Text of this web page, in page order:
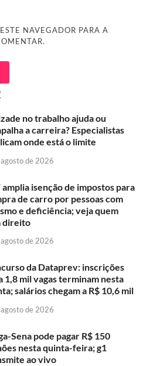
NAVEGADOR PARA A
no trabalho ajuda ou
a carreira? Especialistas
onde está o limite
de 2026
amplia isenção de impostos para
de carro por pessoas com
e deficiência; veja quem
direito
de 2026
da Dataprev: inscrições
1,8 mil vagas terminam nesta
salários chegam a R$ 10,6 mil
de 2026
Sena pode pagar R$ 150
nesta quinta-feira; g1
ao vivo